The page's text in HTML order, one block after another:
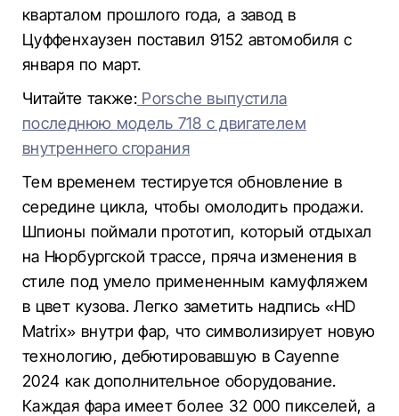
кварталом прошлого года, а завод в
Цуффенхаузен поставил 9152 автомобиля с
января по март.
Читайте также: Porsche выпустила
последнюю модель 718 с двигателем
внутреннего сгорания
Тем временем тестируется обновление в
середине цикла, чтобы омолодить продажи.
Шпионы поймали прототип, который отдыхал
на Нюрбургской трассе, пряча изменения в
стиле под умело примененным камуфляжем
в цвет кузова. Легко заметить надпись «HD
Matrix» внутри фар, что символизирует новую
технологию, дебютировавшую в Cayenne
2024 как дополнительное оборудование.
Каждая фара имеет более 32 000 пикселей, а